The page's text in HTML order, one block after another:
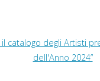
il catalogo degli Artisti
dell'Anno 2024”